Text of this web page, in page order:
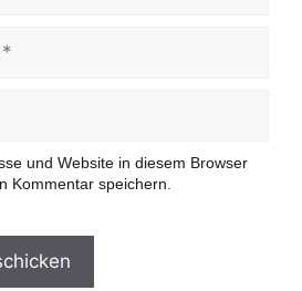
und Website in diesem Browser
Kommentar speichern.